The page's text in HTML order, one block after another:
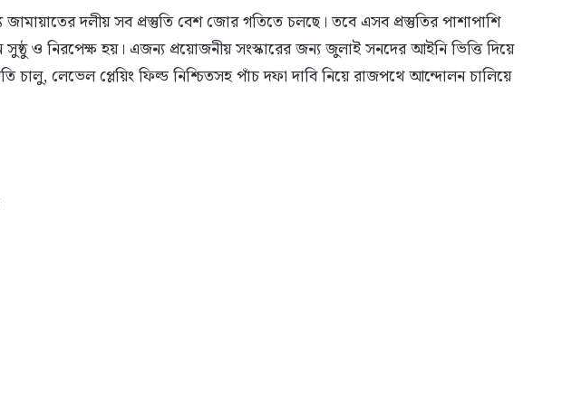
জামায়াতের দলীয় সব প্রস্তুতি বেশ জোর গতিতে চলছে। তবে এসব প্রস্তুতির পাশাপাশি
সুষ্ঠু ও নিরপেক্ষ হয়। এজন্য প্রয়োজনীয় সংস্কারের জন্য জুলাই সনদের আইনি ভিত্তি দিয়ে
চালু, লেভেল প্লেয়িং ফিল্ড নিশ্চিতসহ পাঁচ দফা দাবি নিয়ে রাজপথে আন্দোলন চালিয়ে